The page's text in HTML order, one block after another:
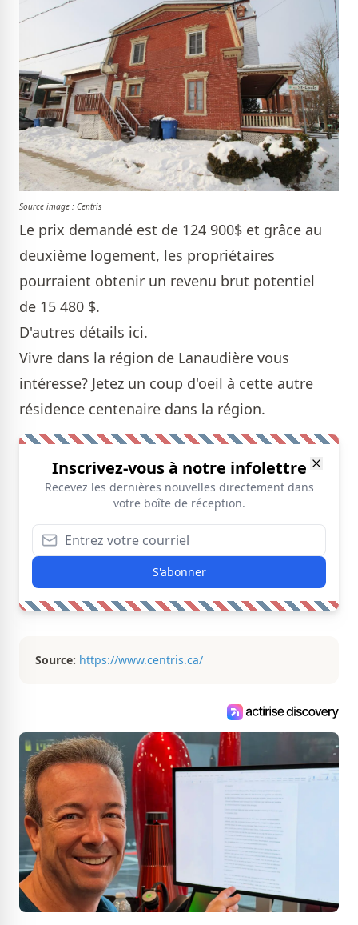
Source image : Centris
Le prix demandé est de 124 900$ et grâce au
deuxième logement, les propriétaires
pourraient obtenir un revenu brut potentiel
de 15 480 $.
D'autres détails ici.
Vivre dans la région de Lanaudière vous
intéresse? Jetez un coup d'oeil à cette autre
résidence centenaire dans la région.
Inscrivez-vous à notre infolettre
Recevez les dernières nouvelles directement dans
votre boîte de réception.
S'abonner
Source: https://www.centris.ca/